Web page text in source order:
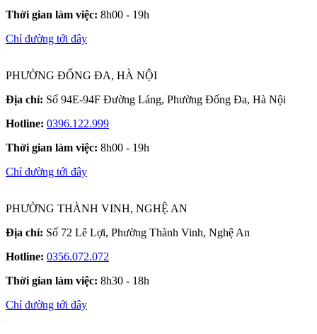
Thời gian làm việc: 8h00 - 19h
Chỉ đường tới đây
PHƯỜNG ĐỐNG ĐA, HÀ NỘI
Địa chỉ: Số 94E-94F Đường Láng, Phường Đống Đa, Hà Nội
Hotline: 0396.122.999
Thời gian làm việc: 8h00 - 19h
Chỉ đường tới đây
PHƯỜNG THÀNH VINH, NGHỆ AN
Địa chỉ: Số 72 Lê Lợi, Phường Thành Vinh, Nghệ An
Hotline: 0356.072.072
Thời gian làm việc: 8h30 - 18h
Chỉ đường tới đây